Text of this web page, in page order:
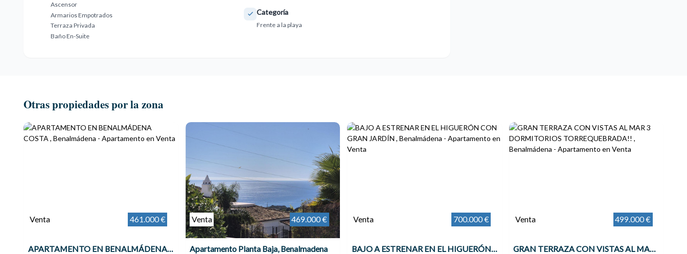
Ascensor
Armarios Empotrados
Terraza Privada
Baño En-Suite
Categoría
Frente a la playa
Otras propiedades por la zona
Venta 461.000 €
APARTAMENTO EN BENALMÁDENA COSTA , Benalmádena
Venta 469.000 €
Apartamento Planta Baja, Benalmadena
Venta 700.000 €
BAJO A ESTRENAR EN EL HIGUERÓN CON GRAN JARDÍN , Benalmádena
Venta 499.000 €
GRAN TERRAZA CON VISTAS AL MAR 3 DORMITORIOS TORREQUEBRADA!! , Benalmádena